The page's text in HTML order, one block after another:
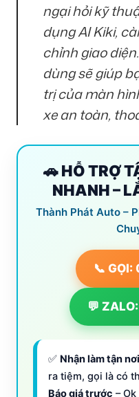
ngại hỏi kỹ
dụng AI Kiki,
chỉnh giao
dùng sẽ giúp
trị của màn
xe an toàn,
🚗 HỖ TRỢ
NHANH –
Thành Phát Auto –
📞
💬
✅ Nhận làm tận
ra tiệm, gọi là có
Báo giá trước –